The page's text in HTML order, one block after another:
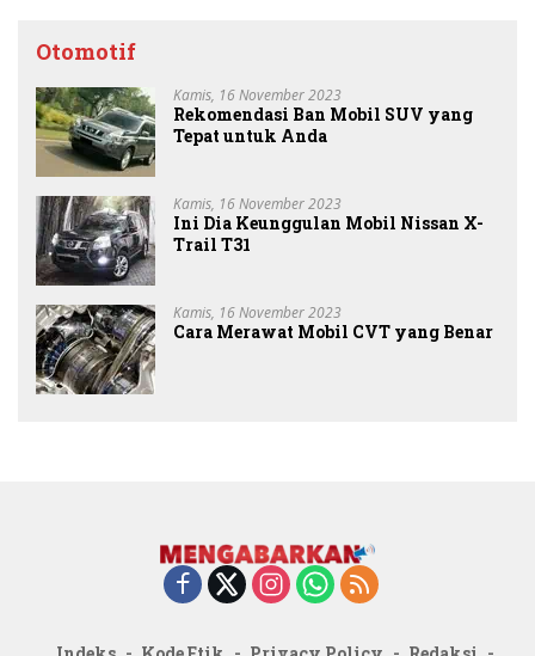
Otomotif
Kamis, 16 November 2023
Rekomendasi Ban Mobil SUV yang
Tepat untuk Anda
Kamis, 16 November 2023
Ini Dia Keunggulan Mobil Nissan X-
Trail T31
Kamis, 16 November 2023
Cara Merawat Mobil CVT yang Benar